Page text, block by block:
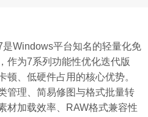
Windows平台知名的轻量化免
作为7系列功能性优化迭代版
顿、低硬件占用的核心优势。
管理、简易修图与格式批量转
材加载效率、RAW格式兼容性